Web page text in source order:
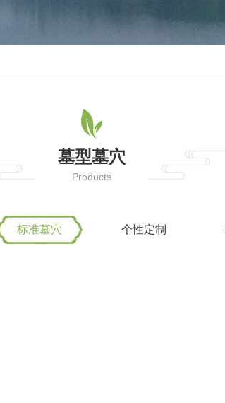
墓型墓穴
Products
标准墓穴 个性定制